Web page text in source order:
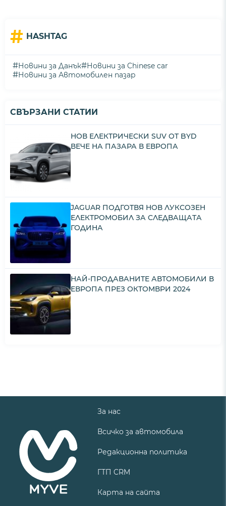
# HASHTAG
#Новини за Данък#Новини за Chinese car
#Новини за Автомобилен пазар
СВЪРЗАНИ СТАТИИ
НОВ ЕЛЕКТРИЧЕСКИ SUV ОТ BYD
ВЕЧЕ НА ПАЗАРА В ЕВРОПА
JAGUAR ПОДГОТВЯ НОВ ЛУКСОЗЕН
ЕЛЕКТРОМОБИЛ ЗА СЛЕДВАЩАТА
ГОДИНА
НАЙ-ПРОДАВАНИТЕ АВТОМОБИЛИ В
ЕВРОПА ПРЕЗ ОКТОМВРИ 2024
За нас
Всичко за автомобила
Редакционна политика
ГТП CRM
Карта на сайта